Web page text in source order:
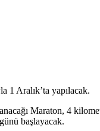
1 Aralık’ta yapılacak.
Maraton, 4
başlayacak.